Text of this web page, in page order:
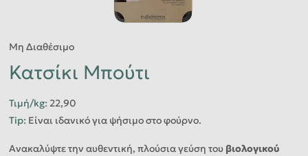
Μη Διαθέσιμο
Κατσίκι Μπούτι
Τιμή/kg: 22,90
Tip: Είναι ιδανικό για ψήσιμο στο φούρνο.
Ανακαλύψτε την αυθεντική, πλούσια γεύση του βιολογικού